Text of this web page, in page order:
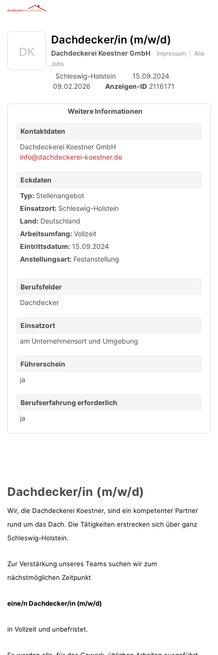
Accessibility
Navigation
Inhalt
von
mobilem
Endgerät
aus
Dachdecker/in (m/w/d)
Dachdeckerei Koestner GmbH Impressum
Alle
Jobs
Schleswig-Holstein
15.09.2024
09.02.2026
Anzeigen-ID 2116171
Weitere Informationen
Kontaktdaten
Dachdeckerei Koestner GmbH
info@dachdeckerei-koestner.de
Eckdaten
Typ: Stellenangebot
Einsatzort: Schleswig-Holstein
Land: Deutschland
Arbeitsumfang: Vollzeit
Eintrittsdatum: 15.09.2024
Anstellungsart: Festanstellung
Berufsfelder
Dachdecker
Einsatzort
am Unternehmensort und Umgebung
Führerschein
ja
Berufserfahrung erforderlich
ja
Dachdecker/in (m/w/d)
Wir, die Dachdeckerei Koestner, sind ein kompetenter Partner
rund um das Dach. Die Tätigkeiten erstrecken sich über ganz
Schleswig-Holstein.
Zur Verstärkung unseres Teams suchen wir zum
nächstmöglichen Zeitpunkt
eine/n Dachdecker/in (m/w/d)
in Vollzeit und unbefristet.